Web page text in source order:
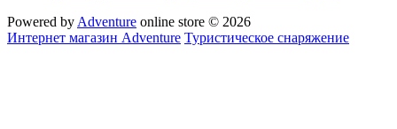
Powered by Adventure online store © 2026
Интернет магазин Adventure Туристическое снаряжение